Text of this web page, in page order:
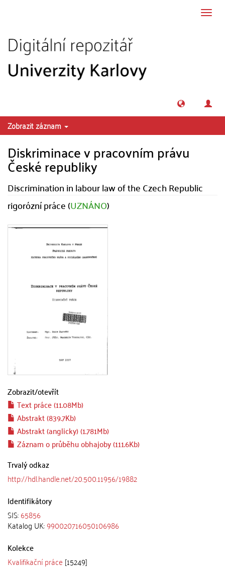
Zobrazit záznam
Diskriminace v pracovním právu
České republiky
Discrimination in labour law of the Czech Republic
rigorózní práce (UZNÁNO)
Zobrazit/otevřít
Text práce (11.08Mb)
Abstrakt (839.7Kb)
Abstrakt (anglicky) (1.781Mb)
Záznam o průběhu obhajoby (111.6Kb)
Trvalý odkaz
http://hdl.handle.net/20.500.11956/19882
Identifikátory
SIS:65856
Katalog UK:990020716050106986
Kolekce
Kvalifikační práce [15249]